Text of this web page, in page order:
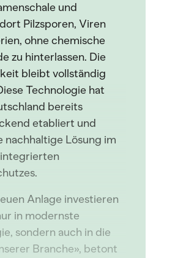
und
Pilzsporen, Viren
ohne chemische
zu hinterlassen. Die
bleibt vollständig
Technologie hat
bereits
etabliert und
nachhaltige Lösung im
Anlage investieren
in modernste
sondern auch in die
Branche», betont